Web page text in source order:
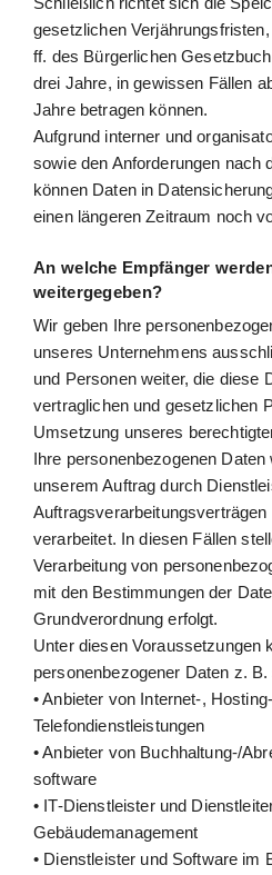
gesetzlichen
ff. des Bürgerlichen
drei Jahre, in gewissen Fällen
Jahre betragen können.
Aufgrund interner und
sowie den Anforderungen nach
können Daten in
einen längeren Zeitraum noch
An welche Empfänger
weitergegeben?
Wir geben Ihre
unseres Unternehmens
und Personen weiter, die diese
vertraglichen und gesetzlichen
Umsetzung unseres
Ihre personenbezogenen
unserem Auftrag durch
verarbeitet. In diesen Fällen
Verarbeitung von
mit den Bestimmungen der
Grundverordnung erfolgt.
Unter diesen Voraussetzungen
personenbezogener Daten z. B.
• Anbieter von Internet-,
Telefondienstleistungen
• Anbieter von Buchhaltung-/
software
• IT-Dienstleister und
Gebäudemanagement
• Dienstleister und Software im